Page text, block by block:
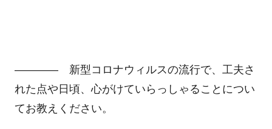
―――― 新型コロナウィルスの流行で、工夫さ
れた点や日頃、心がけていらっしゃることについ
てお教えください。